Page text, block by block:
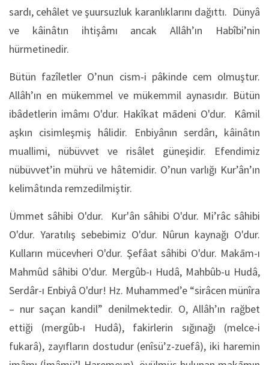
sardı, cehâlet ve şuursuzluk karanlıklarını dağıttı. Dünyâ
ve kâinâtın ihtişâmı ancak Allâh’ın Habîbi’nin
hürmetinedir.
Bütün fazîletler O’nun cism-i pâkinde cem olmuştur.
Allâh’ın en mükemmel ve mükemmil aynasıdır. Bütün
ibâdetlerin imâmı O'dur. Hakîkat mādeni O'dur. Kâmil
aşkın cisimleşmiş hâlidir. Enbiyânın serdârı, kâinâtın
muallimi, nübüvvet ve risâlet güneşidir. Efendimiz
nübüvvet’in mührü ve hâtemidir. O’nun varlığı Kur’ân’ın
kelimâtında remzedilmiştir.
Ümmet sâhibi O'dur. Kur'ân sâhibi O'dur. Mi’râc sâhibi
O'dur. Yaratılış sebebimiz O'dur. Nûrun kaynağı O'dur.
Kulların mücevheri O'dur. Şefâat sâhibi O'dur. Makām-ı
Mahmûd sâhibi O'dur. Mergûb-ı Hudâ, Mahbûb-u Hudâ,
Serdâr-ı Enbiyâ O'dur! Hz. Muhammed’e “sirâcen münîra
– nur saçan kandil” denilmektedir. O, Allâh’ın rağbet
ettiği (mergûb-ı Hudâ), fakirlerin sığınağı (melce-i
fukarâ), zayıfların dostudur (enîsü’z-zuefâ), iki haremin